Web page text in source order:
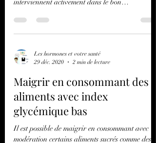
La thyroïde, glande située à la base du cou,
produit des hormones thyroïdiennes qui
fonctionnement...
Les hormones et votre santé
29 déc. 2020
2 min de lecture
Maigrir en consommant des
aliments avec index
glycémique bas